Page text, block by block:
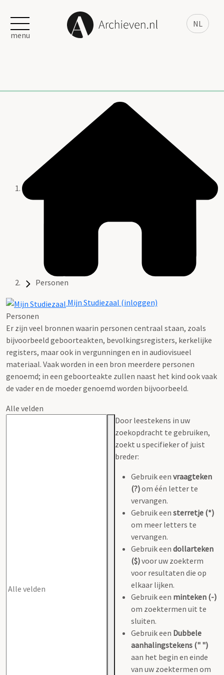
NL
menu
Personen
Mijn Studiezaal (inloggen)
Personen
Er zijn veel bronnen waarin personen centraal staan, zoals
bijvoorbeeld geboorteakten, bevolkingsregisters, kerkelijke
registers, maar ook in vergunningen en in audiovisueel
materiaal. Vaak worden in een bron meerdere personen
genoemd; in een geboorteakte zullen naast het kind ook vaak
de vader en de moeder genoemd worden bijvoorbeeld.
Alle velden
Door leestekens in uw
zoekopdracht te gebruiken,
zoekt u specifieker of juist
breder:
Gebruik een vraagteken
(?)om één letter te
vervangen.
Gebruik een sterretje (*)
om meer letters te
vervangen.
Gebruik een dollarteken
($)voor uw zoekterm
voor resultaten die op
elkaar lijken.
Gebruik een minteken (-)
om zoektermen uit te
sluiten.
Gebruik een Dubbele
aanhalingstekens (" ")
aan het begin en einde
van uw zoektermen om